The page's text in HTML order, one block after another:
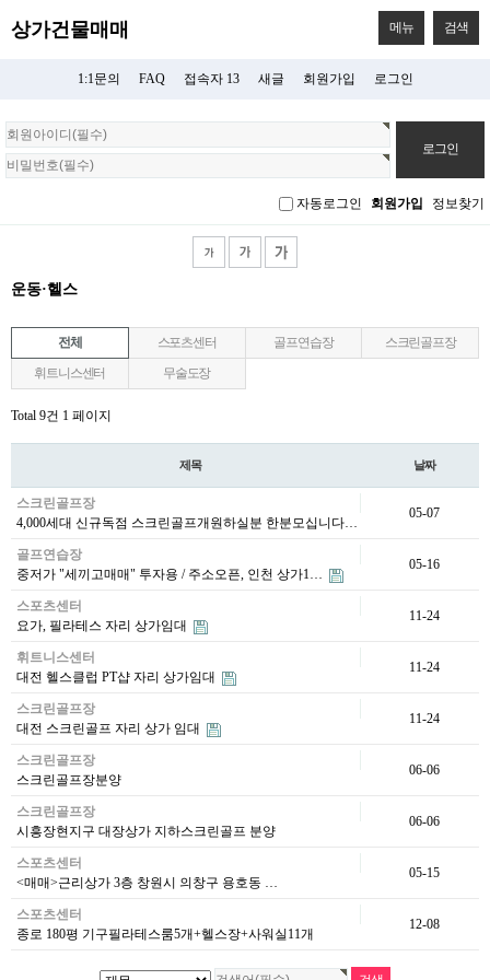
상가건물매매 메뉴 검색
1:1문의 FAQ 접속자 13 새글 회원가입 로그인
회
원
로
자동로그인 회원가입 정보찾기
운동·헬스
전체 스포츠센터 골프연습장
스크린골프장
휘트니스센터
무술도장
Total 9건 1 페이지
제목 날짜
스크린골프장
4,000세대 신규독점 스크린골프개원하실분 한분모십니다…
05-07
골프연습장
중저가 "세끼고매매" 투자용 / 주소오픈, 인천 상가1…
05-16
스포츠센터
요가, 필라테스 자리 상가임대
11-24
휘트니스센터
대전 헬스클럽 PT샵 자리 상가임대
11-24
스크린골프장
대전 스크린골프 자리 상가 임대
11-24
스크린골프장
스크린골프장분양
06-06
스크린골프장
시흥장현지구 대장상가 지하스크린골프 분양
06-06
스포츠센터
<매매>근리상가 3층 창원시 의창구 용호동 …
05-15
스포츠센터
종로 180평 기구필라테스룸5개+헬스장+사워실11개
12-08